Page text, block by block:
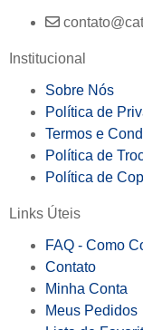
Institucional
Sobre Nós
Política de
Termos e
Política de
Política de
Links Úteis
FAQ - Como
Contato
Minha Conta
Meus Pedidos